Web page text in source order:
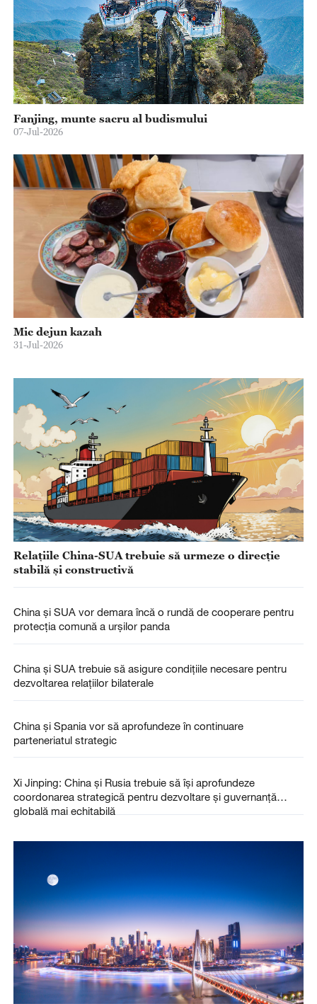
Fanjing, munte sacru al budismului
07-Jul-2026
Mic dejun kazah
31-Jul-2026
Relațiile China-SUA trebuie să urmeze o direcție
stabilă și constructivă
China și SUA vor demara încă o rundă de cooperare pentru
protecția comună a urșilor panda
China și SUA trebuie să asigure condițiile necesare pentru
dezvoltarea relațiilor bilaterale
China și Spania vor să aprofundeze în continuare
parteneriatul strategic
Xi Jinping: China și Rusia trebuie să își aprofundeze
coordonarea strategică pentru dezvoltare și guvernanță
globală mai echitabilă